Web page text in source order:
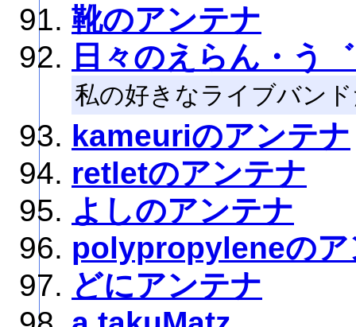
靴のアンテナ
日々のえらん・う
私の好きなライブバン
kameuriのアンテナ
retletのアンテナ
よしのアンテナ
polypropyleneのア
どにアンテナ